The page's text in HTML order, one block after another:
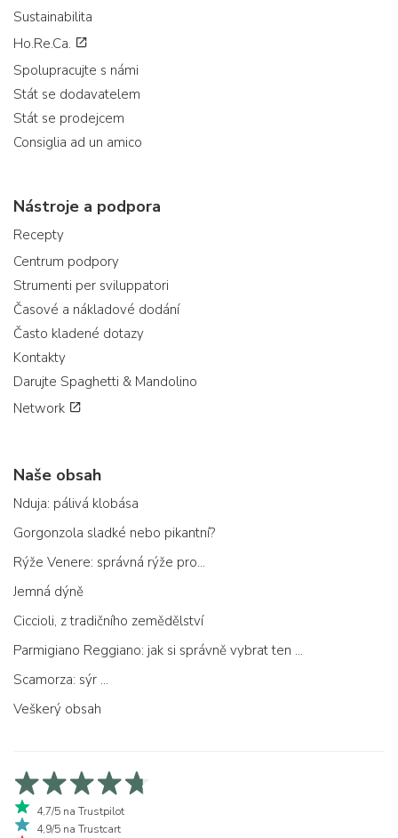
Sustainabilita
Ho.Re.Ca.
Spolupracujte s námi
Stát se dodavatelem
Stát se prodejcem
Consiglia ad un amico
Nástroje a podpora
Recepty
Centrum podpory
Strumenti per sviluppatori
Časové a nákladové dodání
Často kladené dotazy
Kontakty
Darujte Spaghetti & Mandolino
Network
Naše obsah
Nduja: pálivá klobása
Gorgonzola sladké nebo pikantní?
Rýže Venere: správná rýže pro...
Jemná dýně
Ciccioli, z tradičního zemědělství
Parmigiano Reggiano: jak si správně vybrat ten pravý
Scamorza: sýr ...
Veškerý obsah
4,7/5 na Trustpilot
4,9/5 na Trustcart